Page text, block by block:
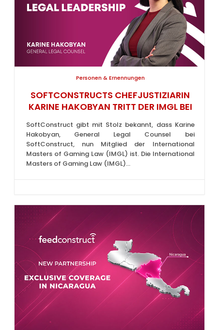
Personen & Ernennungen
SOFTCONSTRUCTS CHEFJUSTIZIARIN
KARINE HAKOBYAN TRITT DER IMGL BEI
SoftConstruct gibt mit Stolz bekannt, dass Karine
Hakobyan, General Legal Counsel bei
SoftConstruct, nun Mitglied der International
Masters of Gaming Law (IMGL) ist. Die International
Masters of Gaming Law (IMGL)...